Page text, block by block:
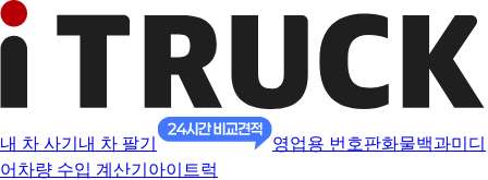
내 차 사기 내 차 팔기 영업용 번호판화물백과미디
어 차량 수입 계산기 아이트럭